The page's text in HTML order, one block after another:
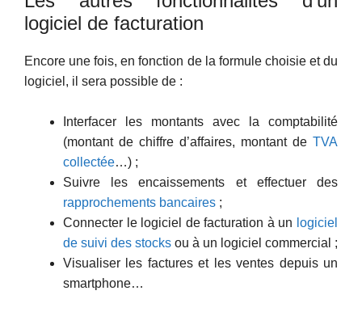
logiciel de facturation
Encore une fois, en fonction de la formule choisie et du
logiciel, il sera possible de :
Interfacer les montants avec la comptabilité
(montant de chiffre d’affaires, montant de TVA
collectée…) ;
Suivre les encaissements et effectuer des
rapprochements bancaires ;
Connecter le logiciel de facturation à un logiciel
de suivi des stocks ou à un logiciel commercial ;
Visualiser les factures et les ventes depuis un
smartphone…